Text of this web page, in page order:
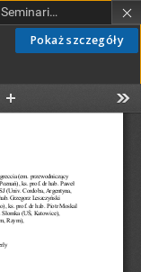
Pokaż szczegóły
Wyższe Seminarium Duchowne w Łodzi